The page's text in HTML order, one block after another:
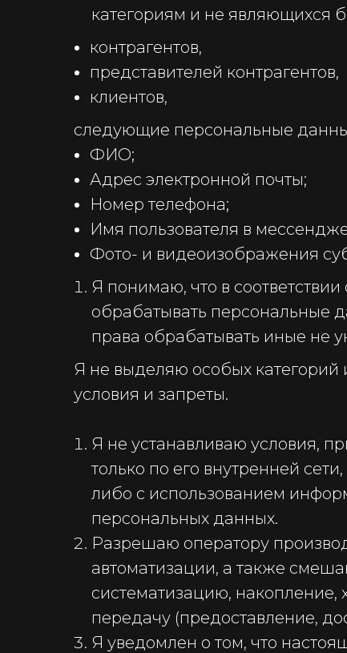
категориям и не являющихся
контрагентов,
представителей контрагентов,
клиентов,
следующие персональные
ФИО;
Адрес электронной почты;
Номер телефона;
Имя пользователя в
Фото- и видеоизображения
Я понимаю, что в
обрабатывать персональные
права обрабатывать иные не
Я не выделяю особых категорий
условия и запреты.
Я не устанавливаю условия,
только по его внутренней
либо с использованием
персональных данных.
Разрешаю оператору
автоматизации, а также
систематизацию, накопление,
передачу (предоставление,
Я уведомлен о том, что